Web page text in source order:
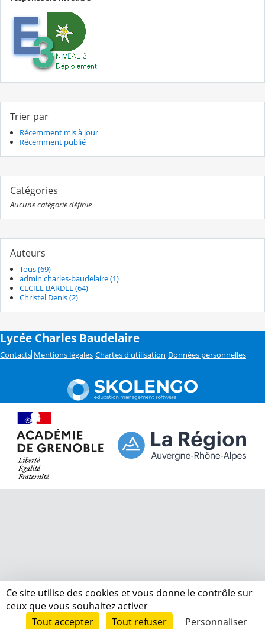
Trier par
Récemment mis à jour
Récemment publié
Catégories
Aucune catégorie définie
Auteurs
Tous (69)
admin charles-baudelaire (1)
CECILE BARDEL (64)
Christel Denis (2)
Lycée Charles Baudelaire
Contacts Mentions légales Chartes d'utilisation Données personnelles
Ce site utilise des cookies et vous donne le contrôle sur
ceux que vous souhaitez activer
Tout accepter
Tout refuser Personnaliser